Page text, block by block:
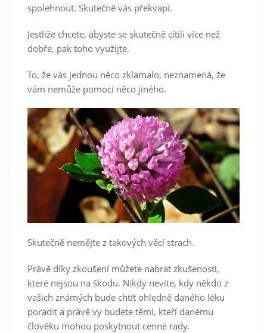
spolehnout. Skutečně vás překvapí.
Jestliže chcete, abyste se skutečně cítili více než
dobře, pak toho využijte.
To, že vás jednou něco zklamalo, neznamená, že
vám nemůže pomoci něco jiného.
Skutečně nemějte z takových věcí strach.
Právě díky zkoušení můžete nabrat zkušenosti,
které nejsou na škodu. Nikdy nevíte, kdy někdo z
vašich známých bude chtít ohledně daného léku
poradit a právě vy budete těmi, kteří danému
člověku mohou poskytnout cenné rady.